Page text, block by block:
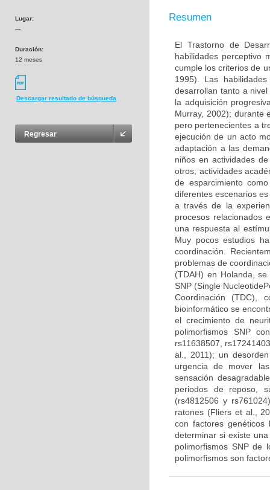
Lugar:
---
Duración:
12 meses
Descargar resultado de búsqueda
Regresar
Resumen
El Trastorno de
habilidades perceptivo
cumple los criterios de
1995). Las
desarrollan tanto a
la adquisición
Murray, 2002); durante
pero pertenecientes a
ejecución de un acto
adaptación a las
niños en actividades
otros; actividades
de esparcimiento
diferentes escenarios
a través de la
procesos relacionados
una respuesta al
Muy pocos estudios
coordinación.
problemas de
(TDAH) en Holanda,
SNP (Single
Coordinación (TDC),
bioinformático se
el crecimiento de
polimorfismos SNP
rs11638507,
al., 2011); un
urgencia de mover
sensación
periodos de reposo,
(rs4812506 y
ratones (Fliers et al.,
con factores
determinar si existe
polimorfismos SNP de
polimorfismos son